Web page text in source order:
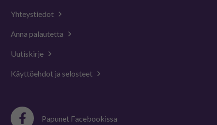
Yhteystiedot
Anna palautetta
Uutiskirje
Käyttöehdot ja selosteet
Papunet Facebookissa